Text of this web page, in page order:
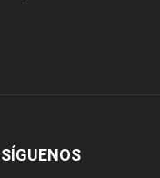
SÍGUENOS